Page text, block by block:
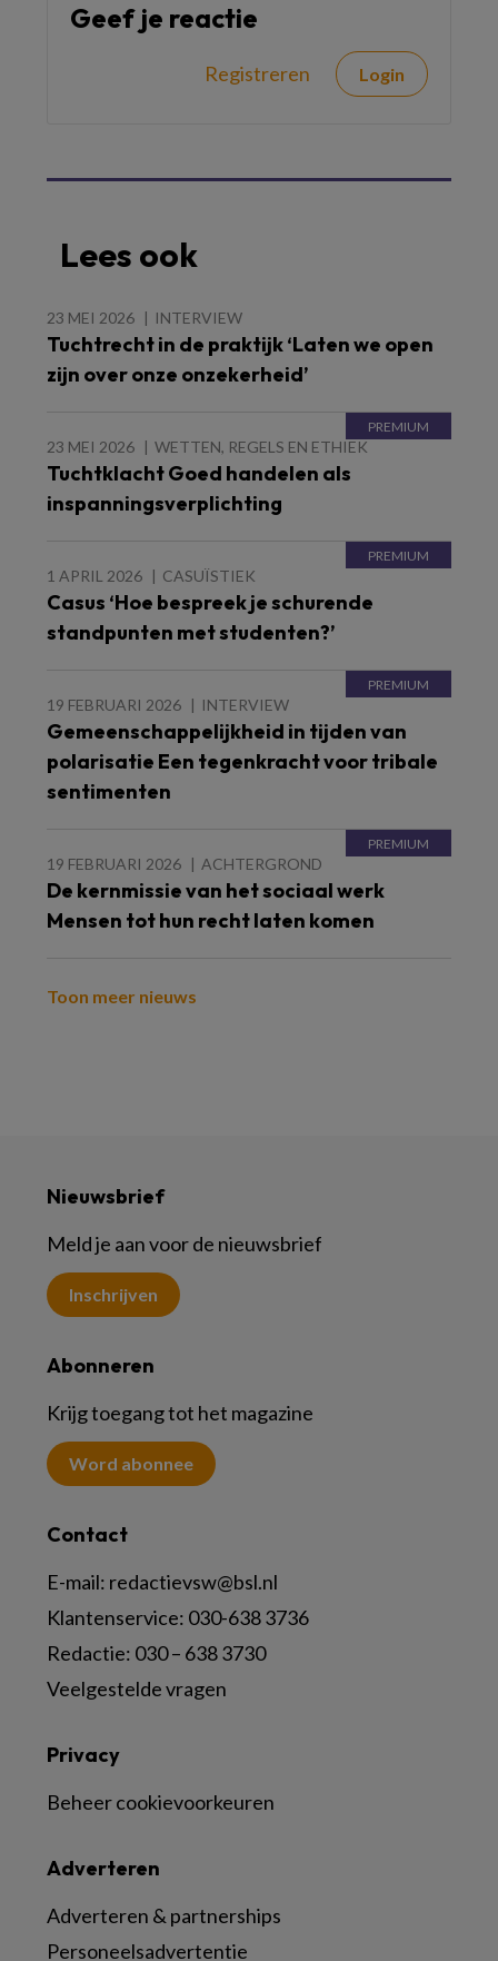
Geef je reactie
Registreren Login
Lees ook
23 MEI 2026 INTERVIEW
Tuchtrecht in de praktijk ‘Laten we open
zijn over onze onzekerheid’
23 MEI 2026 WETTEN, REGELS EN ETHIEK
Tuchtklacht Goed handelen als
inspanningsverplichting
1 APRIL 2026 CASUÏSTIEK
Casus ‘Hoe bespreek je schurende
standpunten met studenten?’
19 FEBRUARI 2026 INTERVIEW
Gemeenschappelijkheid in tijden van
polarisatie Een tegenkracht voor tribale
sentimenten
19 FEBRUARI 2026 ACHTERGROND
De kernmissie van het sociaal werk
Mensen tot hun recht laten komen
Toon meer nieuws
Nieuwsbrief
Meld je aan voor de nieuwsbrief
Inschrijven
Abonneren
Krijg toegang tot het magazine
Word abonnee
Contact
E-mail: redactievsw@bsl.nl
Klantenservice: 030-638 3736
Redactie: 030 – 638 3730
Veelgestelde vragen
Adverteren
Adverteren & partnerships
Personeelsadvertentie
Privacy
Beheer cookievoorkeuren